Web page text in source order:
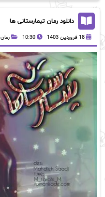
دانلود رمان تیمارستانی ها
18 فروردین 1403 10:30 رمان